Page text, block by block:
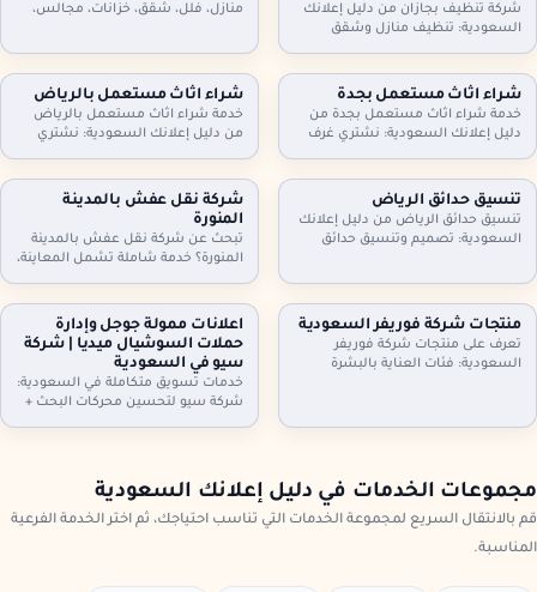
شركة تنظيف بجازان من دليل إعلانك
السعودية: تنظيف منازل وشقق
وتعقيم الخزانات. خدمة مرنة وزيارات
دورية وعقود للمنشآت. اتصل الآن
لحجز الموعد.
منازل، فلل، شقق، خزانات، مجالس،
شراء اثاث مستعمل بجدة
خدمة شراء اثاث مستعمل بجدة من
دليل إعلانك السعودية: نشتري غرف
وتقييم عادل، فك ونقل سريع،
واستلام فوري. تواصل الآن لتحديد
الموعد.
شراء اثاث مستعمل بالرياض
خدمة شراء اثاث مستعمل بالرياض
من دليل إعلانك السعودية: نشتري
مكاتب، ومحتويات شقق وفلل كاملة.
معاينة وتقييم عادل، فك ونقل،
واستلام سريع. تواصل الآن.
تنسيق حدائق الرياض
تنسيق حدائق الرياض من دليل إعلانك
السعودية: تصميم وتنسيق حدائق
بالتنقيط، شلالات ونوافير وصيانة
شهرية. اطلب معاينة وخطة تصميم
تناسب مساحتك
شركة نقل عفش بالمدينة
المنورة
تبحث عن شركة نقل عفش بالمدينة
المنورة؟ خدمة شاملة تشمل المعاينة،
للأدوار وتخزين مؤقت عند الحاجة. دليل
إعلانك السعودية يساعدك تختار
الخدمة المناسبة وتعرف خطوات النقل
والتسعير
منتجات شركة فوريفر السعودية
تعرف على منتجات شركة فوريفر
السعودية: فئات العناية بالبشرة
إعلانك السعودية.
اعلانات ممولة جوجل وإدارة
حملات السوشيال ميديا | شركة
سيو في السعودية
خدمات تسويق متكاملة في السعودية:
شركة سيو لتحسين محركات البحث +
مستمر لرفع العملاء والمبيعات مع
دليل إعلانك السعودية
مجموعات الخدمات في دليل إعلانك السعودية
قم بالانتقال السريع لمجموعة الخدمات التي تناسب احتياجك، ثم اختر الخدمة الفرعية
المناسبة.